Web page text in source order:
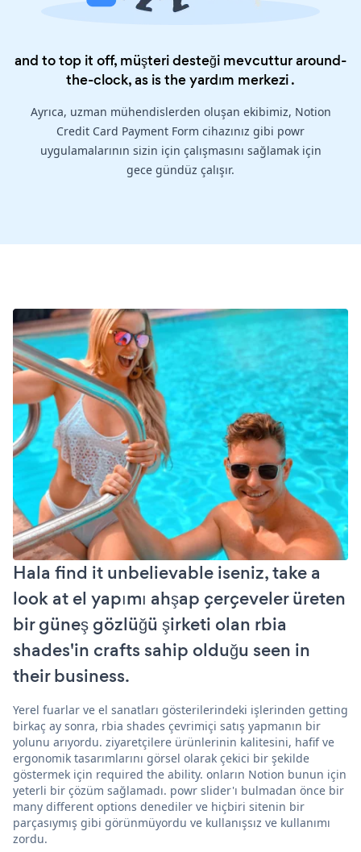
and to top it off, müşteri desteği mevcuttur around-
the-clock, as is theyardım merkezi.
Ayrıca, uzman mühendislerden oluşan ekibimiz, Notion
Credit Card Payment Form cihazınız gibi powr
uygulamalarının sizin için çalışmasını sağlamak için
gece gündüz çalışır.
Hala find it unbelievable iseniz, take a
look at el yapımı ahşap çerçeveler üreten
bir güneş gözlüğü şirketi olan rbia
shades'in crafts sahip olduğu seen in
their business.
Yerel fuarlar ve el sanatları gösterilerindeki işlerinden getting
birkaç ay sonra, rbia shades çevrimiçi satış yapmanın bir
yolunu arıyordu. ziyaretçilere ürünlerinin kalitesini, hafif ve
ergonomik tasarımlarını görsel olarak çekici bir şekilde
göstermek için required the ability. onların Notion bunun için
yeterli bir çözüm sağlamadı. powr slider'ı bulmadan önce bir
many different options denediler ve hiçbiri sitenin bir
parçasıymış gibi görünmüyordu ve kullanışsız ve kullanımı
zordu.